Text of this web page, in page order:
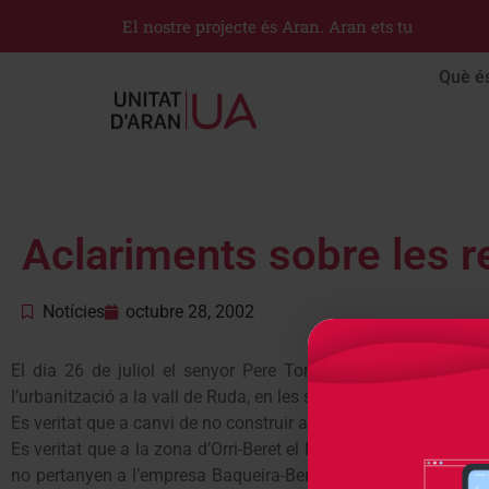
El nostre projecte és Aran. Aran ets tu
Què
Aclariments sobre les
Notícies octubre 28, 2002
El dia 26 de juliol el senyor Pere Torres, Secretari de
l’urbanització a la vall de Ruda, en les seves respostes es va
Es veritat que a canvi de no construir a Orri-Beret, es
Es veritat que a la zona d’Orri-Beret el Pla General heretat
no pertanyen a l’empresa Baqueira-Beret,i per tant la